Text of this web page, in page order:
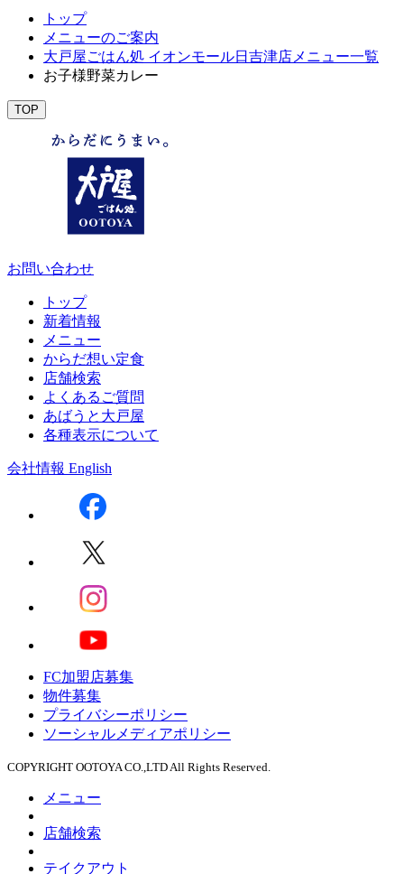
トップ
メニューのご案内
大戸屋ごはん処 イオンモール日吉津店メニュー一覧
お子様野菜カレー
TOP
お問い合わせ
トップ
新着情報
メニュー
からだ想い定食
店舗検索
よくあるご質問
あばうと大戸屋
各種表示について
会社情報 English
FC加盟店募集
物件募集
プライバシーポリシー
ソーシャルメディアポリシー
COPYRIGHT OOTOYA CO.,LTD All Rights Reserved.
メニュー
店舗検索
テイクアウト